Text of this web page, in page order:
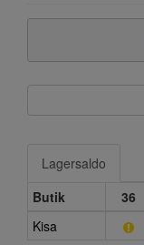
Lagersaldo
Butik
36
Kisa